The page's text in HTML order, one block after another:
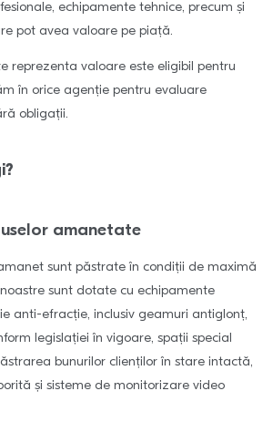
echipamente tehnice, precum și
pot avea valoare pe piață.
reprezenta valoare este eligibil pentru
în orice agenție pentru evaluare
obligații.
amanetate
sunt păstrate în condiții de maximă
sunt dotate cu echipamente
anti-efracție, inclusiv geamuri antiglonț,
legislației în vigoare, spații special
bunurilor clienților în stare intactă,
și sisteme de monitorizare video